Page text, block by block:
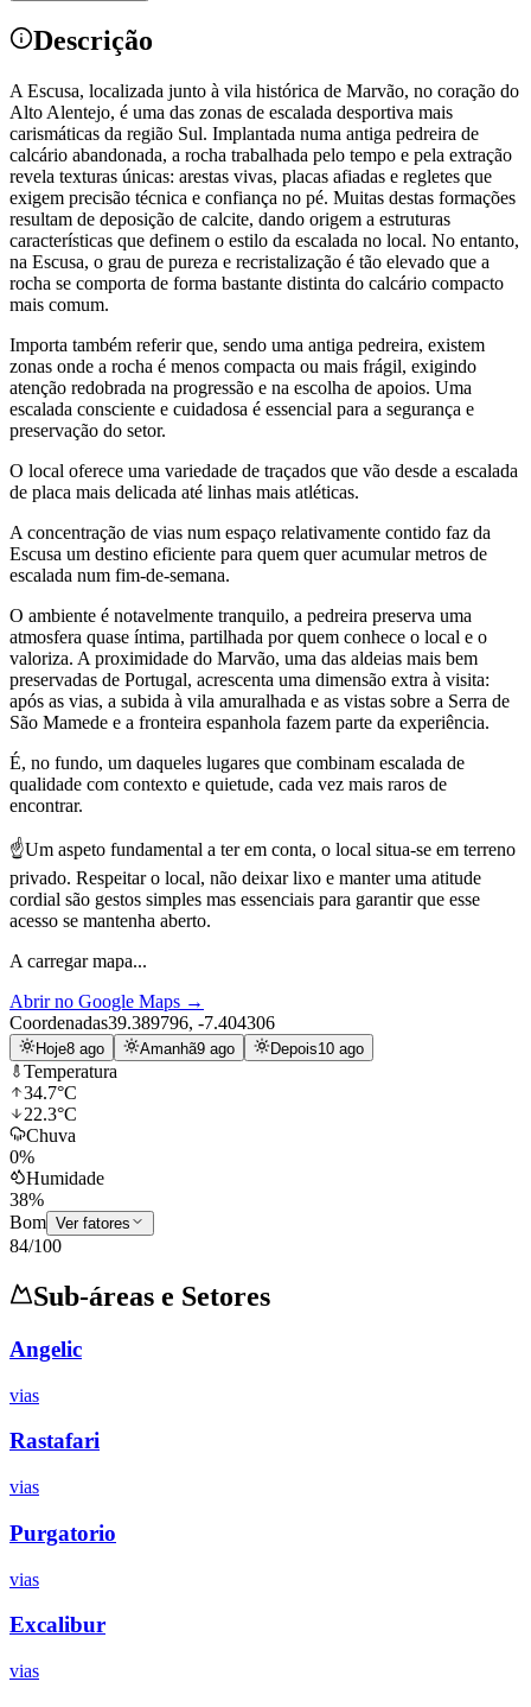
Descrição
A Escusa, localizada junto à vila histórica de Marvão, no coração do
Alto Alentejo, é uma das zonas de escalada desportiva mais
carismáticas da região Sul. Implantada numa antiga pedreira de
calcário abandonada, a rocha trabalhada pelo tempo e pela extração
revela texturas únicas: arestas vivas, placas afiadas e regletes que
exigem precisão técnica e confiança no pé. Muitas destas formações
resultam de deposição de calcite, dando origem a estruturas
características que definem o estilo da escalada no local. No entanto,
na Escusa, o grau de pureza e recristalização é tão elevado que a
rocha se comporta de forma bastante distinta do calcário compacto
mais comum.
Importa também referir que, sendo uma antiga pedreira, existem
zonas onde a rocha é menos compacta ou mais frágil, exigindo
atenção redobrada na progressão e na escolha de apoios. Uma
escalada consciente e cuidadosa é essencial para a segurança e
preservação do setor.
O local oferece uma variedade de traçados que vão desde a escalada
de placa mais delicada até linhas mais atléticas.
A concentração de vias num espaço relativamente contido faz da
Escusa um destino eficiente para quem quer acumular metros de
escalada num fim-de-semana.
O ambiente é notavelmente tranquilo, a pedreira preserva uma
atmosfera quase íntima, partilhada por quem conhece o local e o
valoriza. A proximidade do Marvão, uma das aldeias mais bem
preservadas de Portugal, acrescenta uma dimensão extra à visita:
após as vias, a subida à vila amuralhada e as vistas sobre a Serra de
São Mamede e a fronteira espanhola fazem parte da experiência.
É, no fundo, um daqueles lugares que combinam escalada de
qualidade com contexto e quietude, cada vez mais raros de
encontrar.
☝️Um aspeto fundamental a ter em conta, o local situa-se em terreno
privado. Respeitar o local, não deixar lixo e manter uma atitude
cordial são gestos simples mas essenciais para garantir que esse
acesso se mantenha aberto.
A carregar mapa...
Abrir no Google Maps →
Coordenadas39.389796, -7.404306
Hoje8 ago Amanhã9 ago Depois10 ago
Temperatura
34.7°C
22.3°C
Chuva
0%
Humidade
38%
Bom Ver fatores
84/100
Sub-áreas e Setores
Angelic
vias
Rastafari
vias
Purgatorio
vias
Excalibur
vias